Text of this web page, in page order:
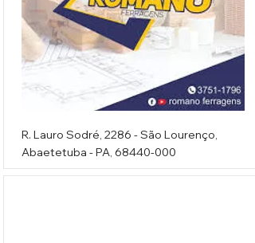
R. Lauro Sodré, 2286 - São Lourenço,
Abaetetuba - PA, 68440-000